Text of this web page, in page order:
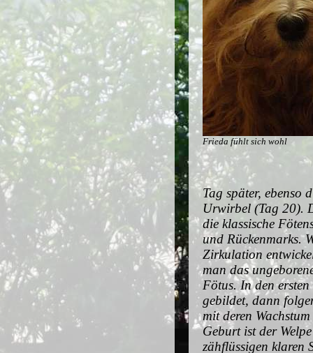
Frieda fühlt sich wohl
Tag später, ebenso
Urwirbel (Tag 20).
die klassische
und Rückenmarks.
Zirkulation
man das
Fötus. In den
gebildet, dann
mit deren
Geburt ist der
zähflüssigen klaren